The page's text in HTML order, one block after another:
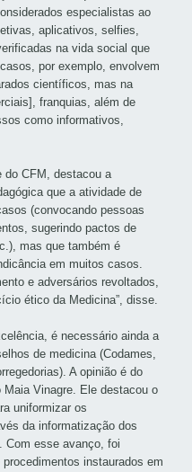
especialistas ao
aplicativos, selfies,
na vida social que
por exemplo, envolvem
científicos, mas na
franquias, além de
como informativos,
do CFM, destacou a
que a atividade de
(convocando pessoas
sugerindo pactos de
mas que também é
em muitos casos.
e adversários revoltados,
ético da Medicina”, disse.
é necessário ainda a
de medicina (Codames,
A opinião é do
Vinagre. Ele destacou o
uniformizar os
da informatização dos
Com esse avanço, foi
instaurados em